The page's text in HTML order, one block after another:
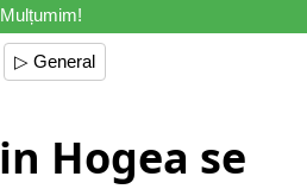
Mulțumim!
▷ General
Hogea se